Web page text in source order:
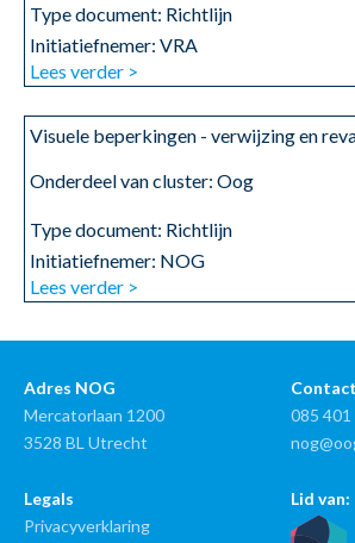
Type document: Richtlijn
Initiatiefnemer: VRA
Lees verder >
Visuele beperkingen - verwijzing en
Onderdeel van cluster: Oog
Type document: Richtlijn
Initiatiefnemer: NOG
Lees verder >
Adres NOG
Mercatorlaan 1200
3528 BL Utrecht
Contact
085 401
Legals
Privacyverklaring
Lid van: